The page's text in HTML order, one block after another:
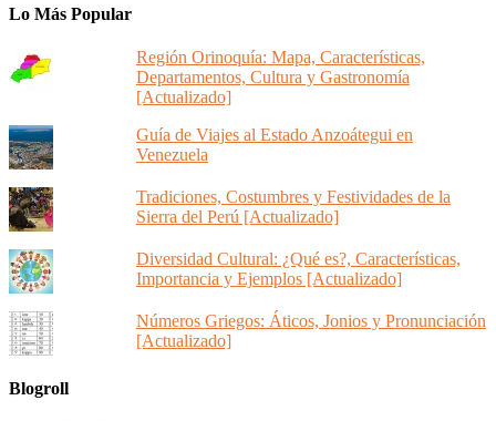
Lo Más Popular
Región Orinoquía: Mapa, Características,
Departamentos, Cultura y Gastronomía
[Actualizado]
Guía de Viajes al Estado Anzoátegui en
Venezuela
Tradiciones, Costumbres y Festividades de la
Sierra del Perú [Actualizado]
Diversidad Cultural: ¿Qué es?, Características,
Importancia y Ejemplos [Actualizado]
Números Griegos: Áticos, Jonios y Pronunciación
[Actualizado]
Blogroll